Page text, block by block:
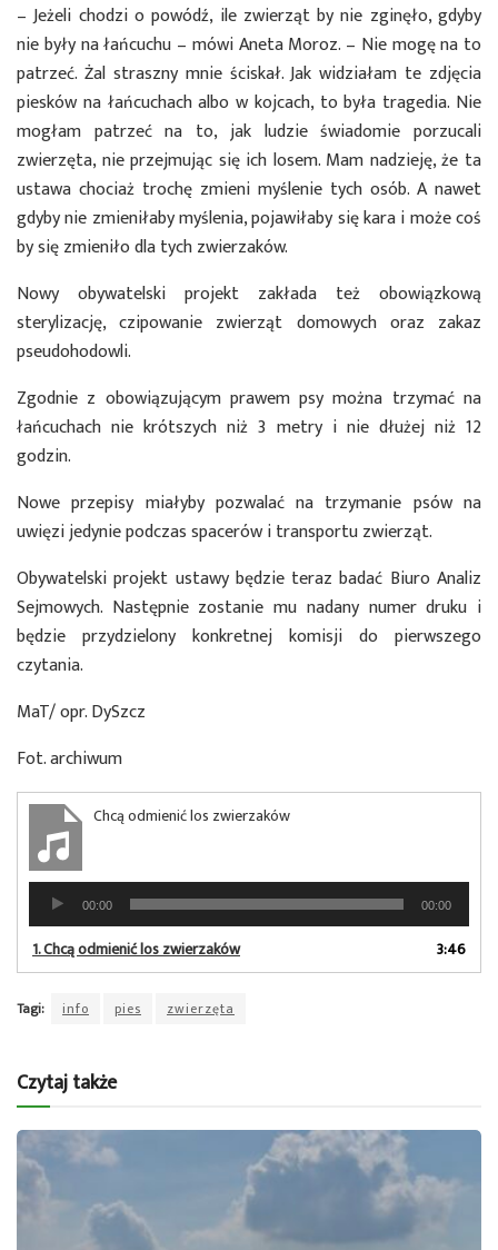
– Jeżeli chodzi o powódź, ile zwierząt by nie zginęło, gdyby
nie były na łańcuchu – mówi Aneta Moroz. – Nie mogę na to
patrzeć. Żal straszny mnie ściskał. Jak widziałam te zdjęcia
piesków na łańcuchach albo w kojcach, to była tragedia. Nie
mogłam patrzeć na to, jak ludzie świadomie porzucali
zwierzęta, nie przejmując się ich losem. Mam nadzieję, że ta
ustawa chociaż trochę zmieni myślenie tych osób. A nawet
gdyby nie zmieniłaby myślenia, pojawiłaby się kara i może coś
by się zmieniło dla tych zwierzaków.
Nowy obywatelski projekt zakłada też obowiązkową
sterylizację, czipowanie zwierząt domowych oraz zakaz
pseudohodowli.
Zgodnie z obowiązującym prawem psy można trzymać na
łańcuchach nie krótszych niż 3 metry i nie dłużej niż 12
godzin.
Nowe przepisy miałyby pozwalać na trzymanie psów na
uwięzi jedynie podczas spacerów i transportu zwierząt.
Obywatelski projekt ustawy będzie teraz badać Biuro Analiz
Sejmowych. Następnie zostanie mu nadany numer druku i
będzie przydzielony konkretnej komisji do pierwszego
czytania.
MaT/ opr. DySzcz
Fot. archiwum
Chcą odmienić los zwierzaków
Odtwarzacz
plików
dźwiękowych
00:00 00:00
1.Chcą odmienić los zwierzaków 3:46
Tagi: info pies zwierzęta
Czytaj także